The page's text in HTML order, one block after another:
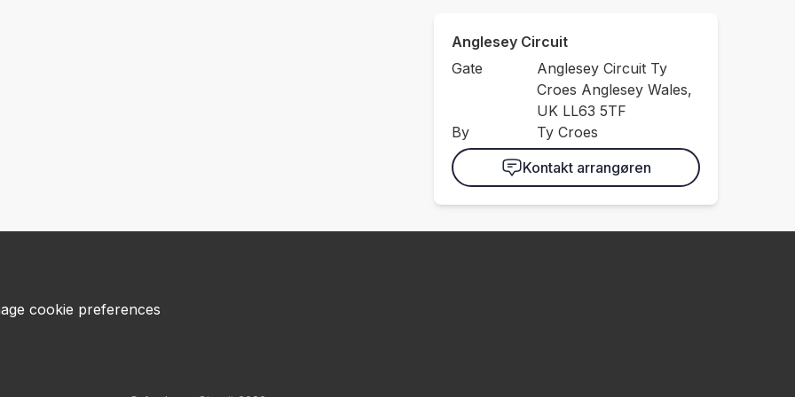
Anglesey Circuit
Gate
Anglesey Circuit Ty
Croes Anglesey Wales,
UK LL63 5TF
By
Ty Croes
Kontakt arrangøren
cookie preferences